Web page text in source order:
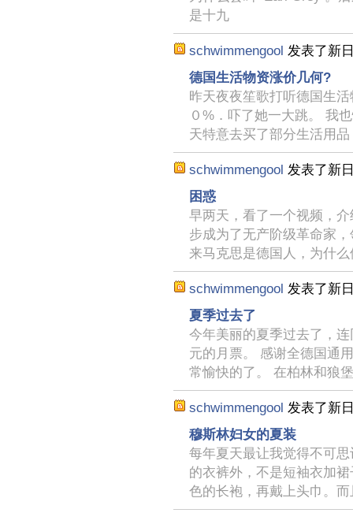
是十九
schwimmengool 发表了新
德国生活物资涨价几何?
昨天夜夜笙歌打听德国生
０%．吓了她一大跳。 我
天特意去买了部分生活用
schwimmengool 发表了新
困惑
早两天，看了一个视频，
步成为了无产阶级革命家
来马克思是德国人，为什么
schwimmengool 发表了新
夏季过去了
今年美丽的夏季过去了，
元的月票。 感谢全德国通
常愉快的了。 在柏林和狼
schwimmengool 发表了新
穆斯林妇女的夏装
每年夏天最让我觉得不可
的衣裤外，不是短袖衣加
色的长袍，再戴上头巾。而